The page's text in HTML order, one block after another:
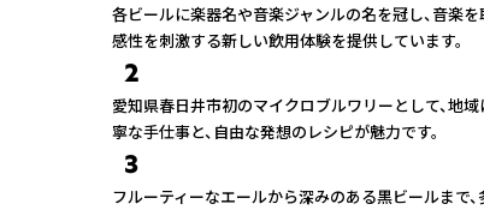
各ビールに楽器名や音楽ジャンルの名を冠し、音楽
感性を刺激する新しい飲用体験を提供しています。
2
愛知県春日井市初のマイクロブルワリーとして、地
寧な手仕事と、自由な発想のレシピが魅力です。
3
フルーティーなエールから深みのある黒ビールまで